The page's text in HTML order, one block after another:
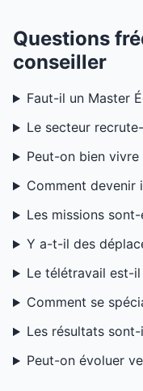
Questions
conseiller
Faut-il un Master
Le secteur
Peut-on bien
Comment devenir
Les missions
Y a-t-il des
Le télétravail est-
Comment se
Les résultats
Peut-on évoluer